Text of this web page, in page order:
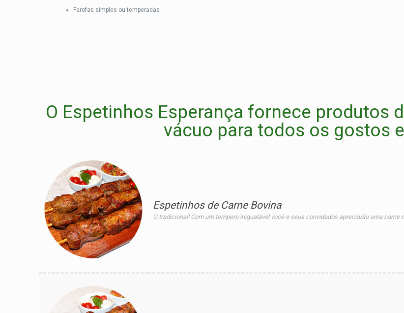
Farofas simples ou temperadas
O Espetinhos Esperança fornece produtos
vácuo para todos os gostos
Espetinhos de Carne Bovina
O tradicional! Com um tempero inigualável você e seus convidados apreciarão uma carne